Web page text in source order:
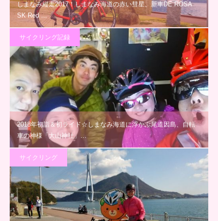
しまなみ縦走2017！しまなみ海道の赤い彗星、新車DE ROSA
SK Red …
サイクリング記録
2018年初詣＆初ライド☆しまなみ海道に浮かぶ尾道因島、自転
車の神様「大山神社」…
サイクリング